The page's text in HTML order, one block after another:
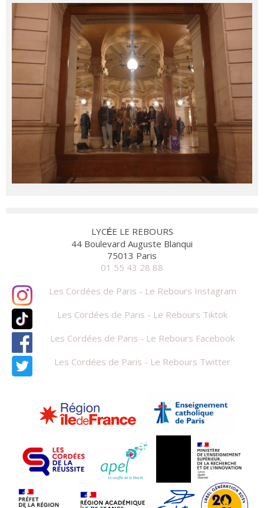
LYCÉE LE REBOURS
44 Boulevard Auguste Blanqui
75013 Paris
01 55 43 28 88
Les Cordées de Paris - Le Rebours Instagram
Les Cordées de Paris - Le Rebours Tiktok
Les Cordées de Paris - Le Rebours Facebook
Les Cordées de Paris - Le Rebours Twitter